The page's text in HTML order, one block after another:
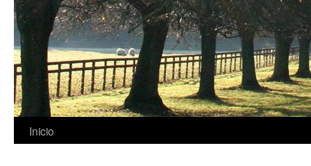
Saltar
Inicio